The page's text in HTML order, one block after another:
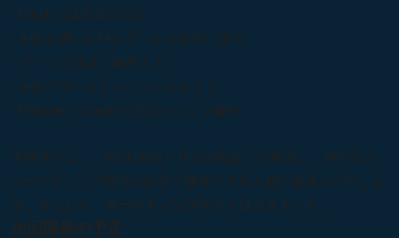
- Day1 SQL講義の続き
- A4Uを使いGA4のデータを自在に操る
- データを連結・解析する
- A4Uでデータクレンジングをする
- RStudio＋Claudeで高度なウェブ解析
本講座では、「Marketing × Technology」を駆使し、AI時代の
マーケティング環境を自走で構築できる人材の育成を目指しま
マーケティングテクノロジスト です。
次回開催の予定